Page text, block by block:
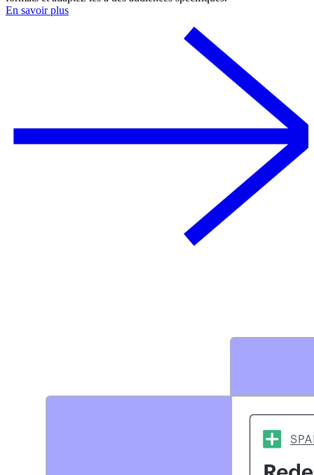
En savoir plus